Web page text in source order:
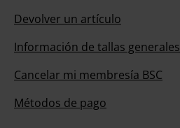
Devolver un artículo
Información de tallas generales
Cancelar mi membresía BSC
Métodos de pago